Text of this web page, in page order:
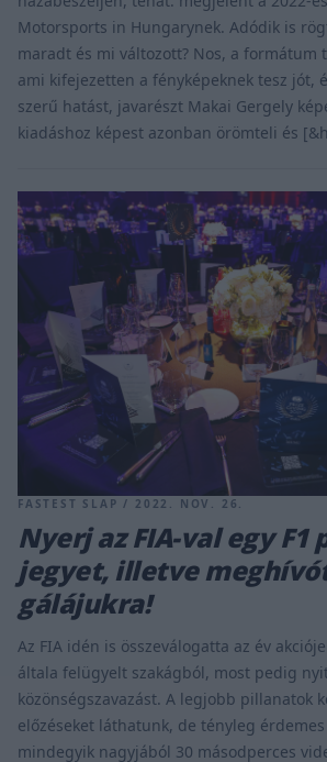
Motorsports in Hungarynek. Adódik is
maradt és mi változott? Nos, a formátum
ami kifejezetten a fényképeknek tesz jót,
szerű hatást, javarészt Makai Gergely
kiadáshoz képest azonban örömteli és
FASTEST SLAP / 2022. NOV. 26.
Nyerj az FIA-val egy F1
jegyet, illetve
gálájukra!
Az FIA idén is összeválogatta az év
általa felügyelt szakágból, most pedig
közönségszavazást. A legjobb pillanatok
előzéseket láthatunk, de tényleg
mindegyik nagyjából 30 másodperces